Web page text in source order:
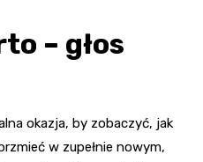
– głos
okazja, by zobaczyć, jak
w zupełnie nowym,